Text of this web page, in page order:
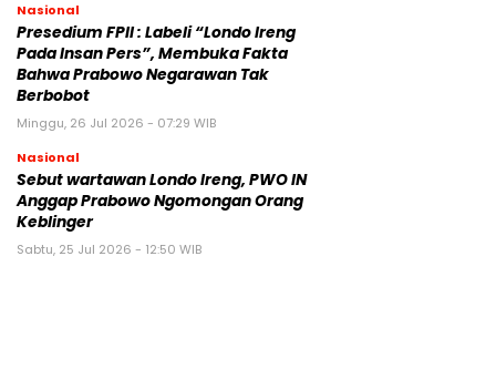
Nasional
Presedium FPII : Labeli “Londo Ireng
Pada Insan Pers”, Membuka Fakta
Bahwa Prabowo Negarawan Tak
Berbobot
Minggu, 26 Jul 2026 - 07:29 WIB
Nasional
Sebut wartawan Londo Ireng, PWO IN
Anggap Prabowo Ngomongan Orang
Keblinger
Sabtu, 25 Jul 2026 - 12:50 WIB